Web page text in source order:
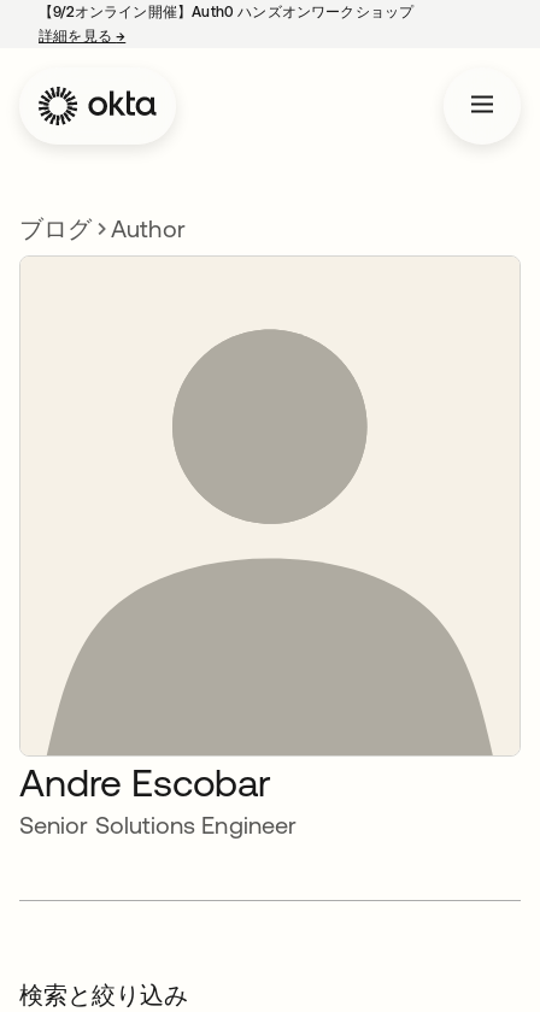
【9/2オンライン開催】Auth0 ハンズオンワークショップ
詳細を見る→
ブログ Author
Andre Escobar
Senior Solutions Engineer
検索と絞り込み